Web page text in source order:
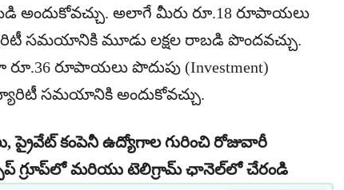
అలాగే మీరు రూ.18 రూపాయలు
సమయానికి మూడు లక్షల రాబడి పొందవచ్చు.
రూ.36 రూపాయలు పొదుపు (Investment)
సమయానికి అందుకోవచ్చు.
ప్రైవేట్ కంపెనీ ఉద్యోగాల గురించి రోజువారీ
మరియు టెలిగ్రామ్ ఛానెల్‌లో చేరండి